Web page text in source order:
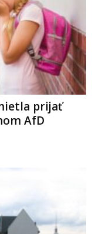
prijať
AfD